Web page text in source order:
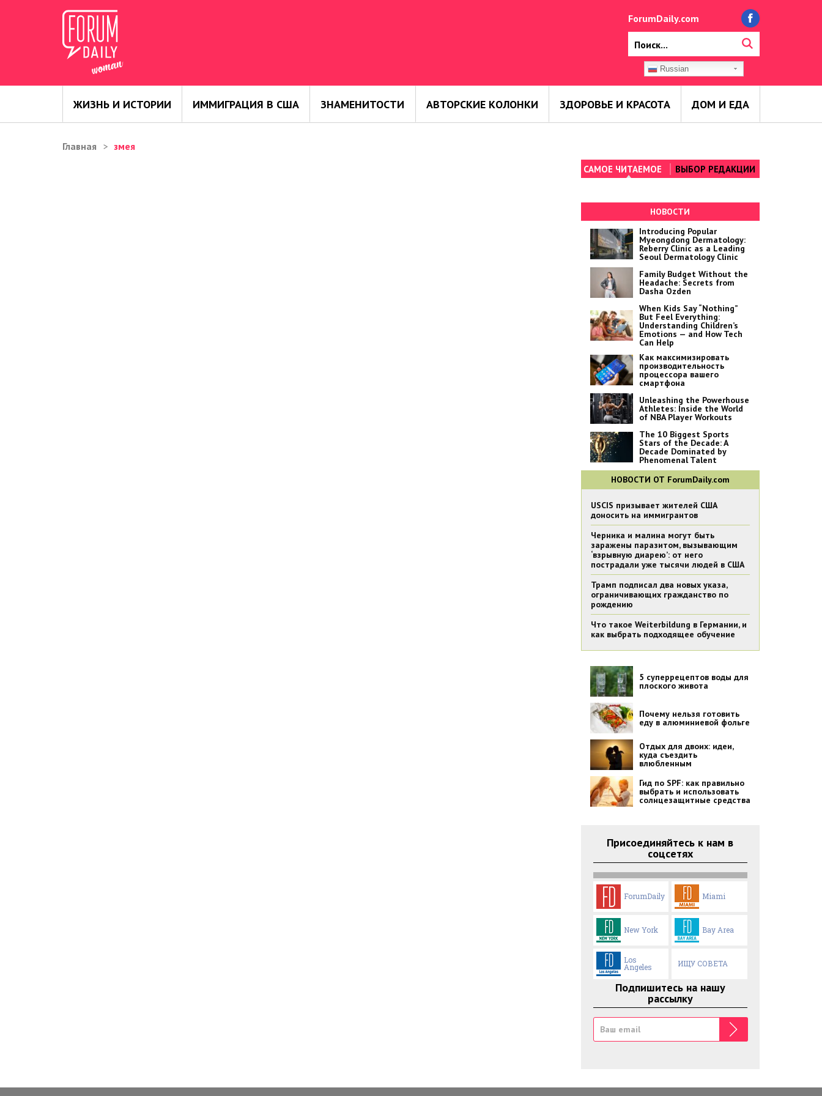
ForumDaily.com
Russian
ЖИЗНЬ И ИСТОРИИ ИММИГРАЦИЯ В США ЗНАМЕНИТОСТИ АВТОРСКИЕ КОЛОНКИ ЗДОРОВЬЕ И КРАСОТА ДОМ И ЕДА
Главная змея
САМОЕ ЧИТАЕМОЕ ВЫБОР РЕДАКЦИИ
НОВОСТИ
Introducing Popular
Myeongdong Dermatology:
Reberry Clinic as a Leading
Seoul Dermatology Clinic
Family Budget Without the
Headache: Secrets from
Dasha Ozden
When Kids Say “Nothing”
But Feel Everything:
Understanding Children’s
Emotions — and How Tech
Can Help
Как максимизировать
производительность
процессора вашего
смартфона
Unleashing the Powerhouse
Athletes: Inside the World
of NBA Player Workouts
The 10 Biggest Sports
Stars of the Decade: A
Decade Dominated by
Phenomenal Talent
НОВОСТИ ОТ ForumDaily.com
USCIS призывает жителей США
доносить на иммигрантов
Черника и малина могут быть
заражены паразитом, вызывающим
‘взрывную диарею’: от него
пострадали уже тысячи людей в США
Трамп подписал два новых указа,
ограничивающих гражданство по
рождению
Что такое Weiterbildung в Германии, и
как выбрать подходящее обучение
5 суперрецептов воды для
плоского живота
Почему нельзя готовить
еду в алюминиевой фольге
Отдых для двоих: идеи,
куда съездить
влюбленным
Гид по SPF: как правильно
выбрать и использовать
солнцезащитные средства
Присоединяйтесь к нам в
соцсетях
ForumDaily Miami
New York Bay Area
Los
Angeles ИЩУ СОВЕТА
Подпишитесь на нашу
рассылку